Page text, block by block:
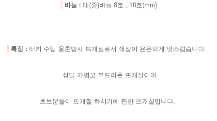
- 바늘 : 대(줄)바늘 8호 , 10호(mm)
- 특징 : 터키 수입 울혼방사 뜨개실로서 색상이 은은하게 멋스럽습니다.
정말 가볍고 부드러운 뜨개실이며
초보분들이 뜨개질 하시기에 편한 뜨개실입니다.